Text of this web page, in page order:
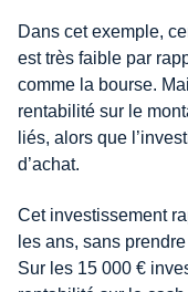
Dans cet exemple,
est très faible par
comme la bourse.
rentabilité sur le
liés, alors que
d’achat.
Cet investissement
les ans, sans
Sur les 15 000 €